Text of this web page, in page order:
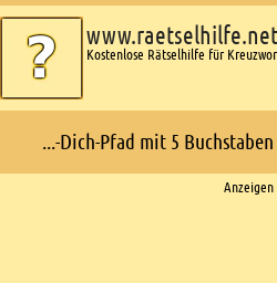
www.raetselhilfe.net
Kostenlose Rätselhilfe für
...-Dich-Pfad mit 5
Anzeigen